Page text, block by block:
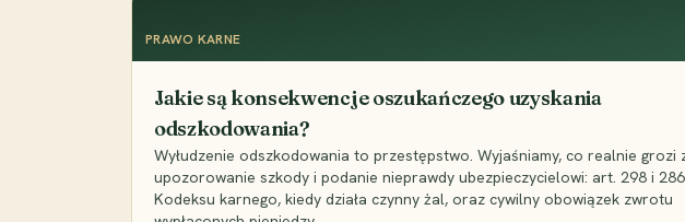
PRAWO KARNE
Jakie są konsekwencje oszukańczego uzyskania
odszkodowania?
Wyłudzenie odszkodowania to przestępstwo. Wyjaśniamy, co realnie grozi
upozorowanie szkody i podanie nieprawdy ubezpieczycielowi: art. 298 i 286
Kodeksu karnego, kiedy działa czynny żal, oraz cywilny obowiązek zwrotu